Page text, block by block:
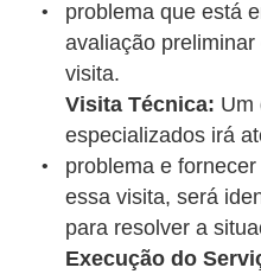
problema que está
avaliação
visita.
Visita Técnica: Um
especializados irá
problema e
essa visita, será
para resolver a
Execução do